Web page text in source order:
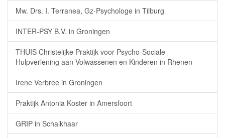
Mw. Drs. I. Terranea, Gz-Psychologe in Tilburg
INTER-PSY B.V. in Groningen
THUIS Christelijke Praktijk voor Psycho-Sociale
Hulpverlening aan Volwassenen en Kinderen in Rhenen
Irene Verbree in Groningen
Praktijk Antonia Koster in Amersfoort
GRIP in Schalkhaar